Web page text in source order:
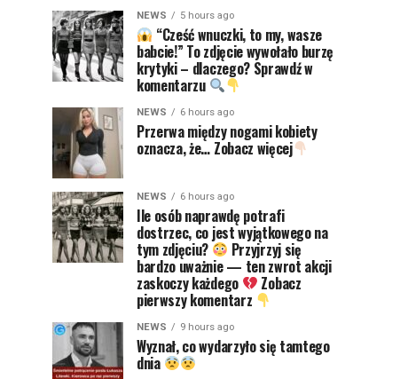
NEWS 5 hours ago
“Cześć wnuczki, to my, wasze
babcie!” To zdjęcie wywołało burzę
krytyki – dlaczego? Sprawdź w
komentarzu
NEWS 6 hours ago
Przerwa między nogami kobiety
oznacza, że… Zobacz więcej
NEWS 6 hours ago
Ile osób naprawdę potrafi
dostrzec, co jest wyjątkowego na
tym zdjęciu? Przyjrzyj się
bardzo uważnie — ten zwrot akcji
zaskoczy każdego Zobacz
pierwszy komentarz
NEWS 9 hours ago
Wyznał, co wydarzyło się tamtego
dnia